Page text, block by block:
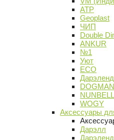
АТР
Geoplast
ЧИП
Double
ANKUR
№1
Уют
ECO
Дарэленд
DOGMAN
NUNBELL
WOGY
Аксессуары
Дарэлл
Дарэленд